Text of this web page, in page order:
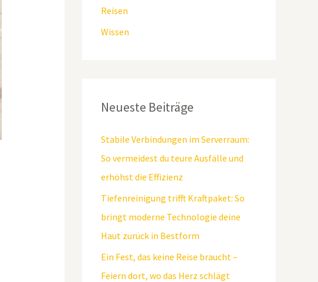
Reisen
Wissen
Neueste Beiträge
Stabile Verbindungen im Serverraum:
So vermeidest du teure Ausfälle und
erhöhst die Effizienz
Tiefenreinigung trifft Kraftpaket: So
bringt moderne Technologie deine
Haut zurück in Bestform
Ein Fest, das keine Reise braucht –
Feiern dort, wo das Herz schlägt